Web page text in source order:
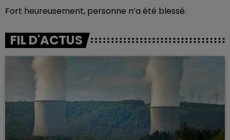
Fort heureusement, personne n’a été blessé.
FIL D'ACTUS